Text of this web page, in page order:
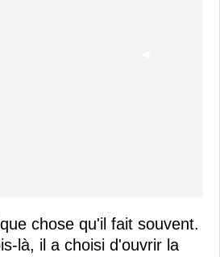
chose qu'il fait souvent.
là, il a choisi d'ouvrir la